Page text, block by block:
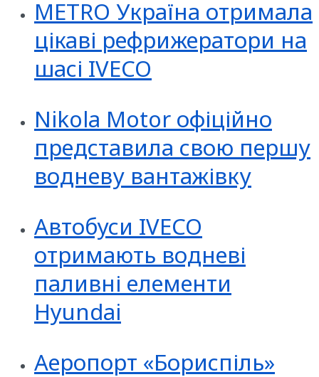
METRO Україна отримала
цікаві рефрижератори на
шасі IVECO
Nikola Motor офіційно
представила свою першу
водневу вантажівку
Автобуси IVECO
отримають водневі
паливні елементи
Hyundai
Аеропорт «Бориспіль»